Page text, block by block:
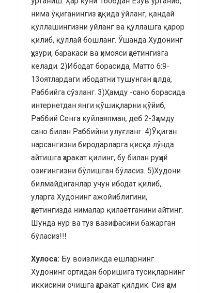
нима ўқиганингиз ҳақида ўйланг, қандай
қўллашингизни ўйланг ва қўллашга қарор
қилиб, қўллай бошланг. Ўшанда Худонинг
ҳузури, баракаси ва ҳимояси ҳаётингизга
келади. 2)Ибодат борасида, Матто 6:9-
13оятлардаги ибодатни тушунган ҳолда,
Раббийга сўзланг. 3)Ҳамду -сано борасида
интернетдан янги қўшиқларни қўйиб,
Раббий Сенга куйлаяпман, деб 2-3ҳамду
сано билан Раббийни улуғланг. 4)Ўқиган
нарсангизни биродарларга қисқа лўнда
айтишга ҳаракат қилинг, бу билан руҳий
озиғингизни бўлишган бўласиз. 5)Худони
билмайдиганлар учун ибодат қилиб,
уларга Худонинг ажойиблигини,
ҳаётингизда нималар қилаётганини айтинг.
Шунда нур ва туз вазифасини бажарган
бўласиз!!!
Хулоса: Бу воизликда ёшларнинг
Худонинг ортидан боришига тўсиқларнинг
иккисини очишга ҳаракат қилдик. Сиз ҳам